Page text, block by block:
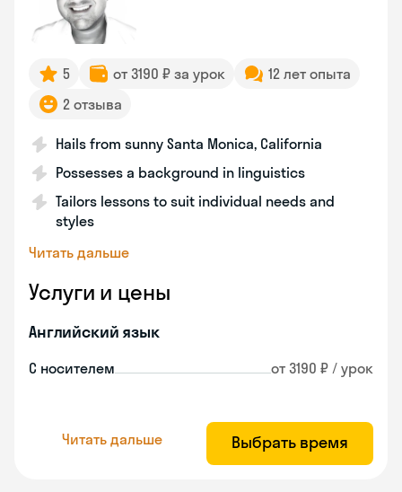
5 от 3190 ₽ за урок
12 лет опыта
2 отзыва
Hails from sunny Santa Monica, California
Possesses a background in linguistics
Tailors lessons to suit individual needs and
styles
Читать дальше
Услуги и цены
Английский язык
С носителем от 3190 ₽ / урок
Читать дальше Выбрать время